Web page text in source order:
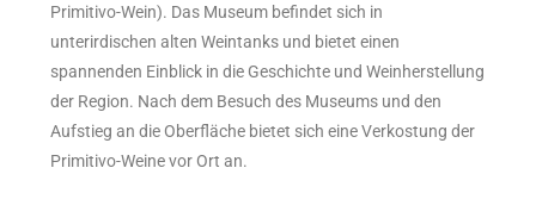
Primitivo-Wein). Das Museum befindet sich in
unterirdischen alten Weintanks und bietet einen
spannenden Einblick in die Geschichte und Weinherstellung
der Region. Nach dem Besuch des Museums und den
Aufstieg an die Oberfläche bietet sich eine Verkostung der
Primitivo-Weine vor Ort an.